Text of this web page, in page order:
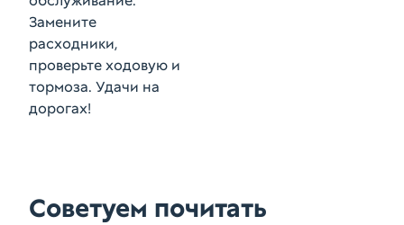
Замените
расходники,
проверьте ходовую и
тормоза. Удачи на
дорогах!
Советуем почитать